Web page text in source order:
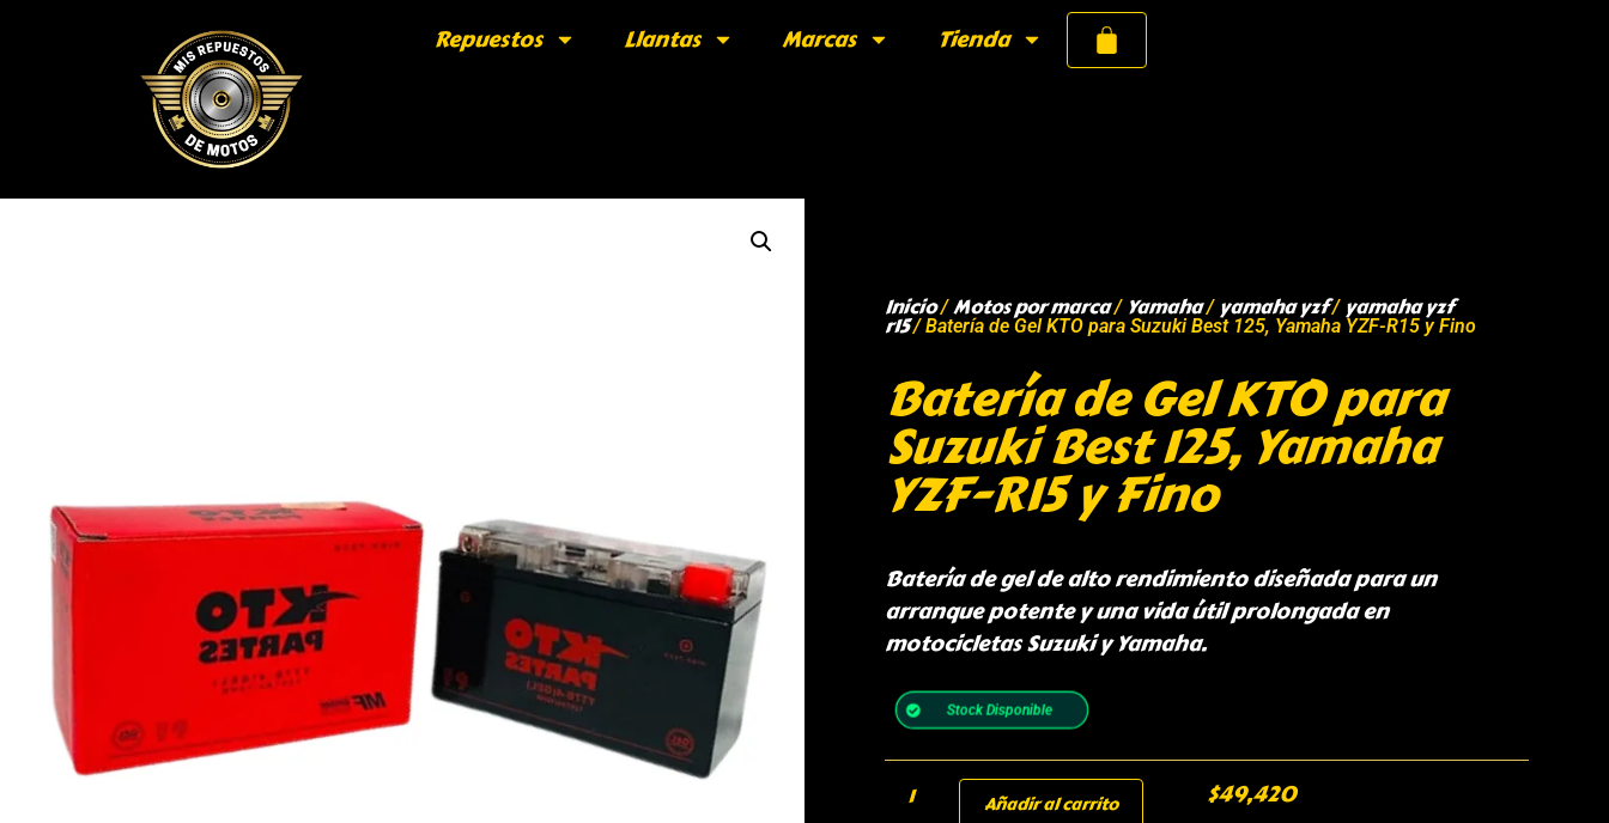
Repuestos Llantas Marcas Tienda
Inicio/Motos por marca/ Yamaha/ yamaha yzf/ yamaha yzf
r15/ Batería de Gel KTO para Suzuki Best 125, Yamaha YZF-R15 y Fino
Batería de Gel KTO para
Suzuki Best 125, Yamaha
YZF-R15 y Fino
Batería de gel de alto rendimiento diseñada para un
arranque potente y una vida útil prolongada en
motocicletas Suzuki y Yamaha.
Stock Disponible
$49,420
Añadir al carrito